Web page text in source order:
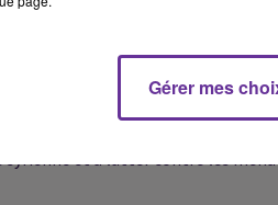
cœur des préoccupations des deux
et les passages clandestins
sécuritaire avec
et à lutter contre les
Gérer mes